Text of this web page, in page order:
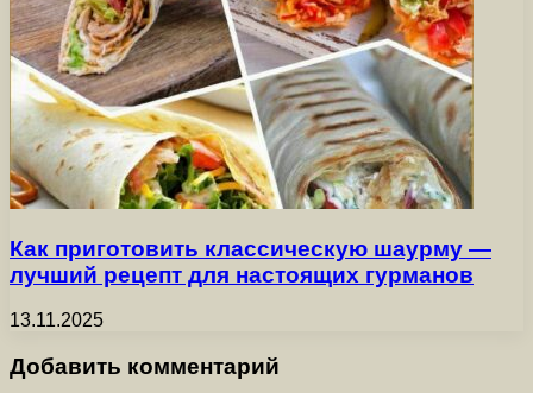
Как приготовить классическую шаурму —
лучший рецепт для настоящих гурманов
13.11.2025
Добавить комментарий